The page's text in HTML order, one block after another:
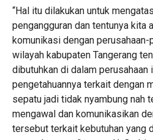
“Hal itu dilakukan untuk
pengangguran dan tentunya kita
komunikasi dengan
wilayah kabupaten Tangerang
dibutuhkan di dalam perusahaan
pengetahuannya terkait dengan
sepatu jadi tidak nyambung nah
mengawal dan komunikasikan
tersebut terkait kebutuhan yang